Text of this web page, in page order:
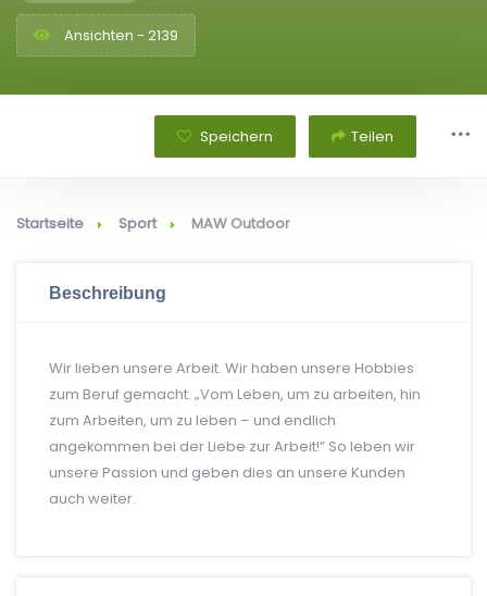
Ansichten - 2139
Speichern Teilen
Startseite Sport MAW Outdoor
Beschreibung
Wir lieben unsere Arbeit. Wir haben unsere Hobbies
zum Beruf gemacht. „Vom Leben, um zu arbeiten, hin
zum Arbeiten, um zu leben – und endlich
angekommen bei der Liebe zur Arbeit!“ So leben wir
unsere Passion und geben dies an unsere Kunden
auch weiter.